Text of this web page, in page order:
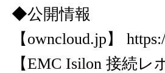
◆公開情報
【owncloud.jp】
【EMC Isilon 接続レ